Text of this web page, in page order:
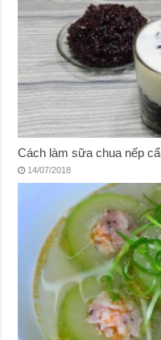
Cách làm sữa chua nếp
14/07/2018